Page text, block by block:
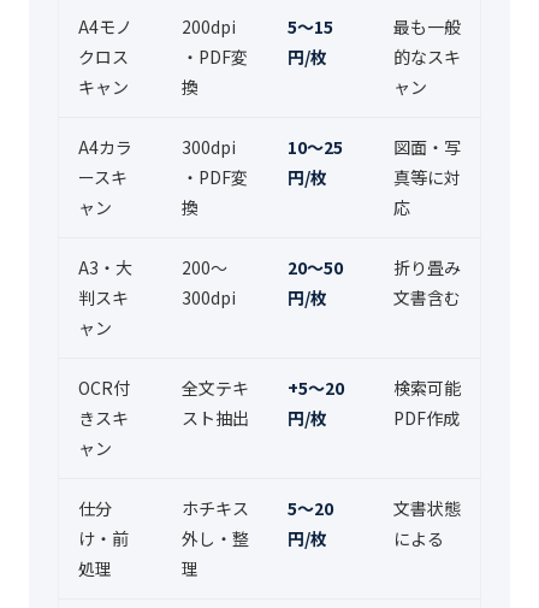
A4モノ
クロス
キャン
200dpi
・PDF変
換
5〜15
円/枚
最も一般
的なスキ
ャン
A4カラ
ースキ
ャン
300dpi
・PDF変
換
10〜25
円/枚
図面・写
真等に対
応
A3・大
判スキ
ャン
200〜
300dpi
20〜50
円/枚
折り畳み
文書含む
OCR付
きスキ
ャン
全文テキ
スト抽出
+5〜20
円/枚
検索可能
PDF作成
仕分
け・前
処理
ホチキス
外し・整
理
5〜20
円/枚
文書状態
による